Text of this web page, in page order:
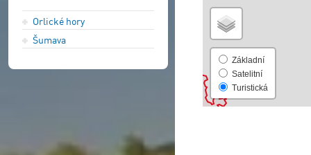
Orlické hory
Šumava
Základní
Satelitní
Turistická